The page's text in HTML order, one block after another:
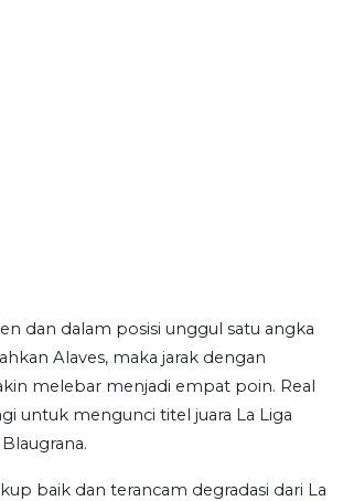
dan dalam posisi unggul satu angka
Alaves, maka jarak dengan
melebar menjadi empat poin. Real
untuk mengunci titel juara La Liga
baik dan terancam degradasi dari La